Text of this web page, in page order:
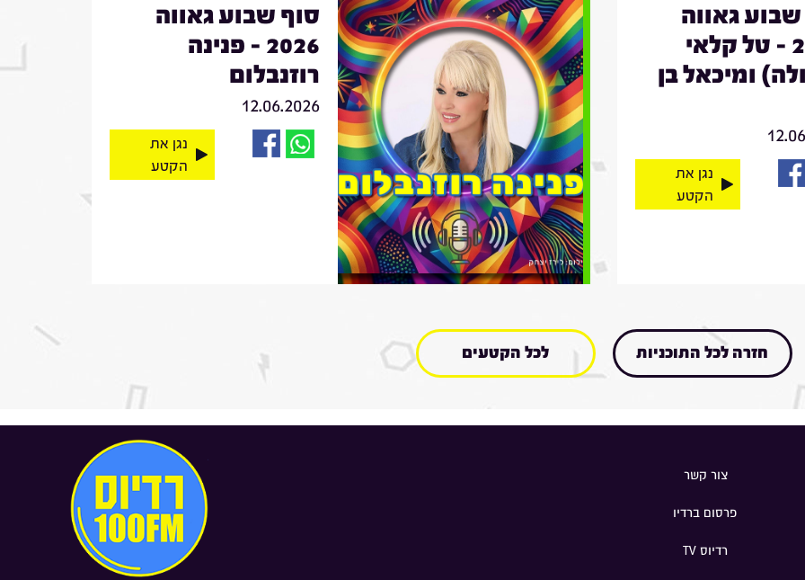
גאווה
2026 - טל קלאי
ומיכאל בן
נגן את
הקטע
סוף שבוע גאווה
2026 - פנינה
רוזנבלום
12.06.2026
נגן את
הקטע
חזרה לכל התוכניות לכל הקטעים
צור קשר
פרסום ברדיו
רדיוס TV